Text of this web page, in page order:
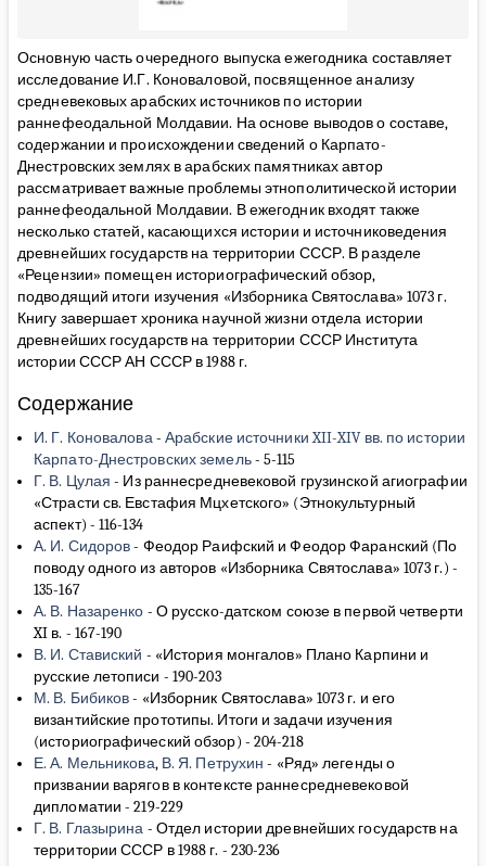
Основную часть очередного выпуска ежегодника составляет
исследование И.Г. Коноваловой, посвященное анализу
средневековых арабских источников по истории
раннефеодальной Молдавии. На основе выводов о составе,
содержании и происхождении сведений о Карпато-
Днестровских землях в арабских памятниках автор
рассматривает важные проблемы этнополитической истории
раннефеодальной Молдавии. В ежегодник входят также
несколько статей, касающихся истории и источниковедения
древнейших государств на территории СССР. В разделе
«Рецензии» помещен историографический обзор,
подводящий итоги изучения «Изборника Святослава» 1073 г.
Книгу завершает хроника научной жизни отдела истории
древнейших государств на территории СССР Института
истории СССР АН СССР в 1988 г.
Содержание
И. Г. Коновалова- Арабские источники XII-XIV вв. по истории
Карпато-Днестровских земель- 5-115
Г. В. Цулая - Из раннесредневековой грузинской агиографии
«Страсти св. Евстафия Мцхетского» (Этнокультурный
аспект) - 116-134
А. И. Сидоров - Феодор Раифский и Феодор Фаранский (По
поводу одного из авторов «Изборника Святослава» 1073 г.) -
135-167
А. В. Назаренко - О русско-датском союзе в первой четверти
XI в. - 167-190
В. И. Ставиский - «История монгалов» Плано Карпини и
русские летописи - 190-203
М. В. Бибиков - «Изборник Святослава» 1073 г. и его
византийские прототипы. Итоги и задачи изучения
(историографический обзор) - 204-218
Е. А. Мельникова, В. Я. Петрухин - «Ряд» легенды о
призвании варягов в контексте раннесредневековой
дипломатии- 219-229
Г. В. Глазырина - Отдел истории древнейших государств на
территории СССР в 1988 г. - 230-236